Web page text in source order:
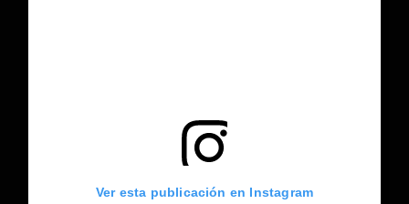
Ver esta publicación en Instagram